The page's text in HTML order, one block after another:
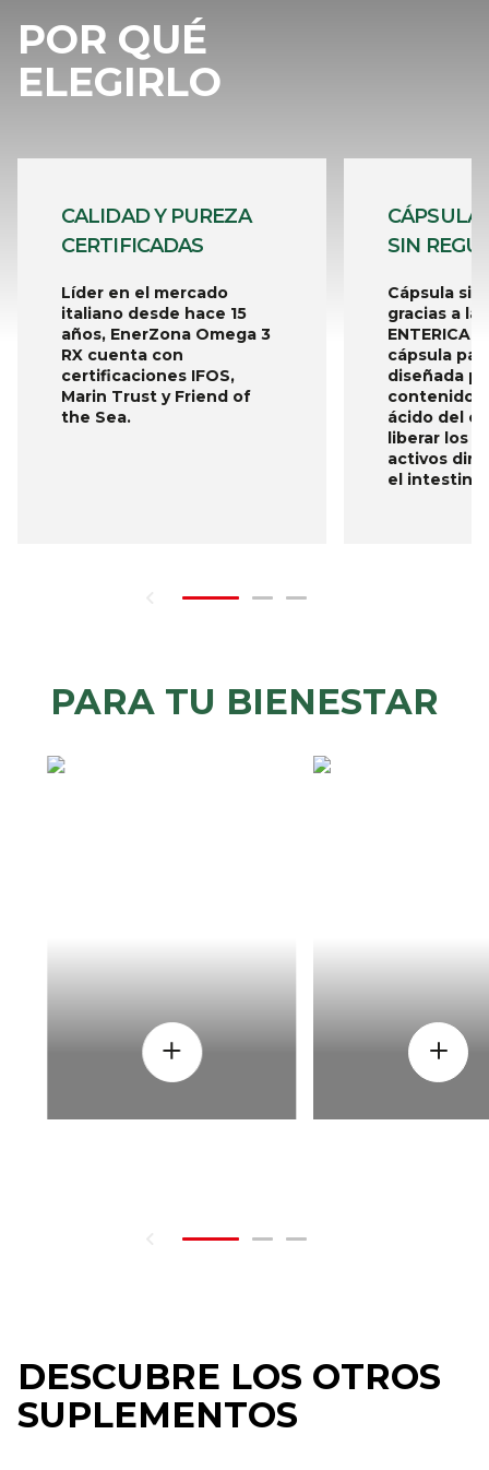
POR QUÉ
ELEGIRLO
CALIDAD Y PUREZA
CERTIFICADAS
Líder en el mercado
italiano desde hace 15
años, EnerZona Omega 3
RX cuenta con
certificaciones IFOS,
Marin Trust y Friend of
the Sea.
CÁPSULA
SIN
Cápsula
gracias a
cápsula
diseñada
contenido
ácido del
liberar los
activos
el intestino.
PARA TU BIENESTAR
DESCUBRE LOS OTROS
SUPLEMENTOS